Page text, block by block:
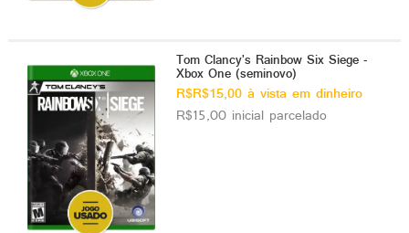
Tom Clancy's Rainbow Six Siege -
Xbox One (seminovo)
R$R$15,00 à vista em dinheiro
R$15,00 inicial parcelado